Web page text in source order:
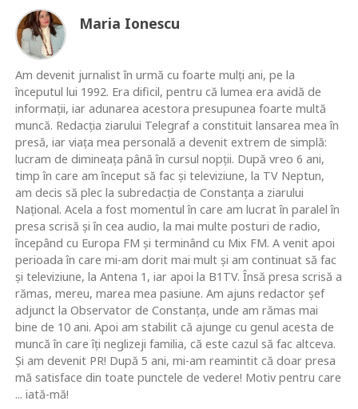
Maria Ionescu
Am devenit jurnalist în urmă cu foarte mulţi ani, pe la
începutul lui 1992. Era dificil, pentru că lumea era avidă de
informaţii, iar adunarea acestora presupunea foarte multă
muncă. Redacţia ziarului Telegraf a constituit lansarea mea în
presă, iar viaţa mea personală a devenit extrem de simplă:
lucram de dimineaţa până în cursul nopţii. După vreo 6 ani,
timp în care am început să fac şi televiziune, la TV Neptun,
am decis să plec la subredacţia de Constanţa a ziarului
Naţional. Acela a fost momentul în care am lucrat în paralel în
presa scrisă şi în cea audio, la mai multe posturi de radio,
începând cu Europa FM şi terminând cu Mix FM. A venit apoi
perioada în care mi-am dorit mai mult şi am continuat să fac
şi televiziune, la Antena 1, iar apoi la B1TV. Însă presa scrisă a
rămas, mereu, marea mea pasiune. Am ajuns redactor şef
adjunct la Observator de Constanţa, unde am rămas mai
bine de 10 ani. Apoi am stabilit că ajunge cu genul acesta de
muncă în care îţi neglizeji familia, că este cazul să fac altceva.
Şi am devenit PR! După 5 ani, mi-am reamintit că doar presa
mă satisface din toate punctele de vedere! Motiv pentru care
... iată-mă!